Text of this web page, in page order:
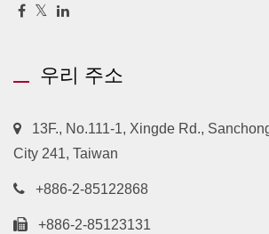
우리 주소
13F., No.111-1, Xingde Rd.,
City 241, Taiwan
+886-2-85122868
+886-2-85123131